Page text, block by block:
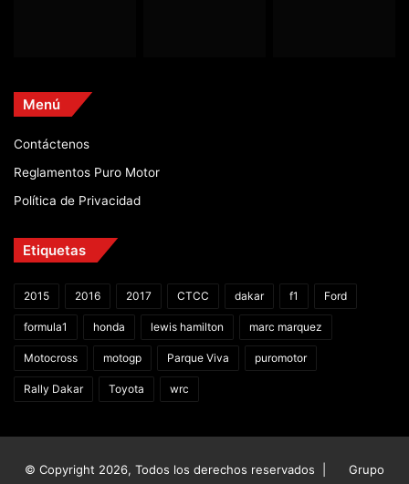
Menú
Contáctenos
Reglamentos Puro Motor
Política de Privacidad
Etiquetas
2015 2016 2017 CTCC dakar f1 Ford
formula1 honda lewis hamilton marc marquez
Motocross motogp Parque Viva puromotor
Rally Dakar Toyota wrc
© Copyright 2026, Todos los derechos reservados | Grupo